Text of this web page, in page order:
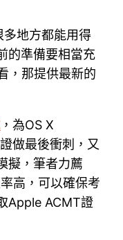
地方都能用得
的準備要相當充
，那提供最新的
，為OS X
做最後衝刺，又
擬，筆者力薦
高，可以確保考
Apple ACMT證